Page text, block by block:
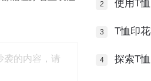
袭的内容，请
使用T
T恤印
探索T